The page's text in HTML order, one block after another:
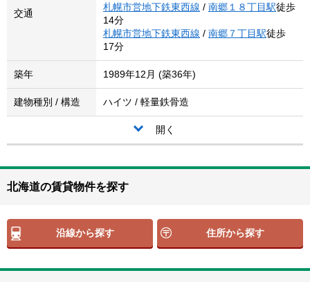
交通
札幌市営地下鉄東西線 / 南郷１８丁目駅徒歩
14分
札幌市営地下鉄東西線 / 南郷７丁目駅徒歩
17分
築年 1989年12月 (築36年)
建物種別 / 構造 ハイツ / 軽量鉄骨造
開く
北海道の賃貸物件を探す
沿線から探す 住所から探す